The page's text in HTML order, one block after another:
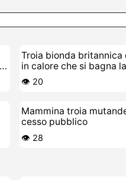
Troia bionda britannica
in calore che si bagna
👁️ 20
Mammina troia
cesso pubblico
👁️ 28